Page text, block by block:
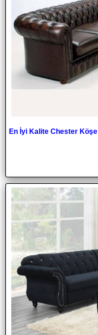
En İyi Kalite Chester